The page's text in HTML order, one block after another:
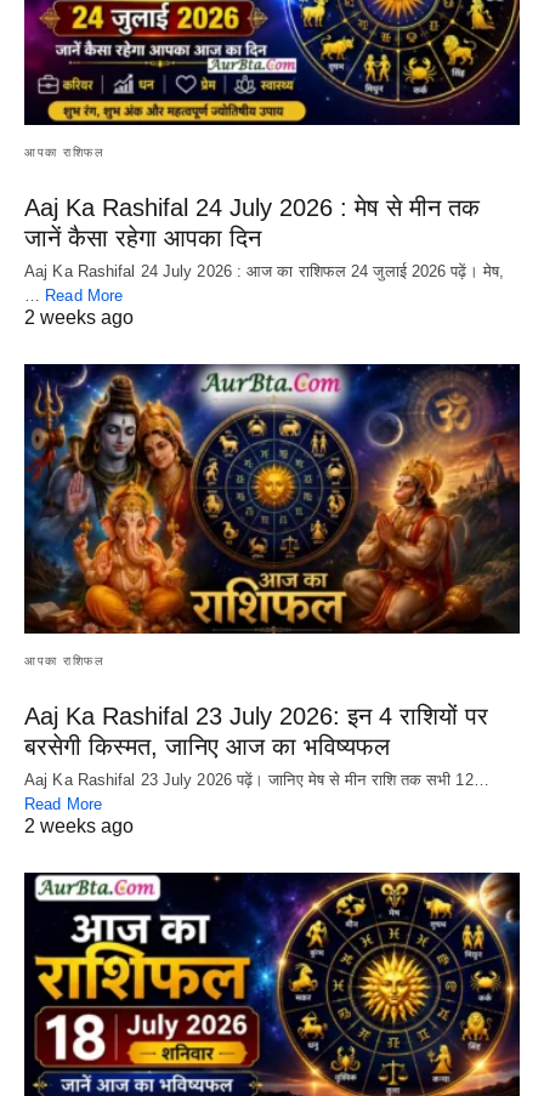
आपका राशिफल
Aaj Ka Rashifal 24 July 2026 : मेष से मीन तक
जानें कैसा रहेगा आपका दिन
Aaj Ka Rashifal 24 July 2026 : आज का राशिफल 24 जुलाई 2026 पढ़ें। मेष,
… Read More
2 weeks ago
आपका राशिफल
Aaj Ka Rashifal 23 July 2026: इन 4 राशियों पर
बरसेगी किस्मत, जानिए आज का भविष्यफल
Aaj Ka Rashifal 23 July 2026 पढ़ें। जानिए मेष से मीन राशि तक सभी 12…
Read More
2 weeks ago